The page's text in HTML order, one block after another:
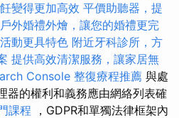
變得更加高效 平價助聽器，提
戶外婚禮外燴，讓您的婚禮更完
動更具特色 附近牙科診所，方
提供高效清潔服務，讓家居無
Console 整復療程推薦 與處
器的權利和義務應由網絡列表確
課程
，GDPR和單獨法律框架內